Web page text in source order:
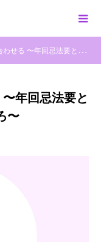
回忌法要と忌日法要のこころ〜
年回忌法要と
〜